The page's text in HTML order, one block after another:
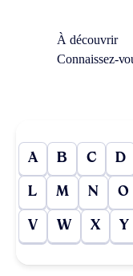
À découvrir
Connaissez-
A B C D
L M N O
V W X Y